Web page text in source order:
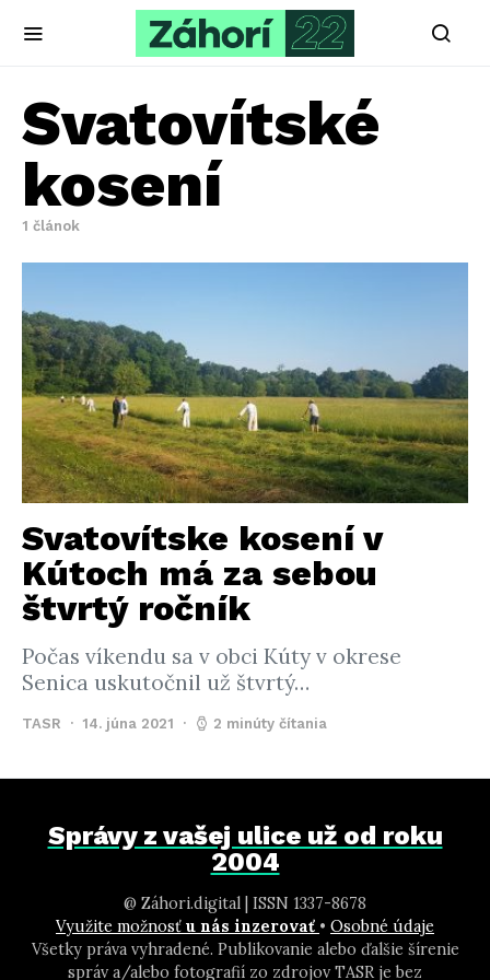
Svatovítské
kosení
1 článok
Svatovítske kosení v
Kútoch má za sebou
štvrtý ročník
Počas víkendu sa v obci Kúty v okrese
Senica uskutočnil už štvrtý…
TASR 14. júna 2021 2 minúty čítania
Správy z vašej ulice už od roku
2004
@ Záhori.digital | ISSN 1337-8678
Využite možnosť u nás inzerovať • Osobné údaje
Všetky práva vyhradené. Publikovanie alebo ďalšie šírenie
správ a/alebo fotografií zo zdrojov TASR je bez